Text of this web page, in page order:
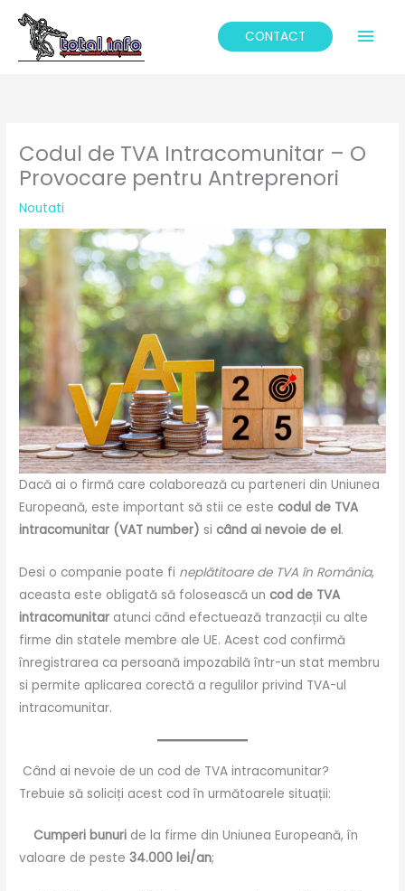
Skip
content
Main
CONTACT
Codul de TVA Intracomunitar – O
Provocare pentru Antreprenori
Noutati
Dacă ai o firmă care colaborează cu parteneri din Uniunea
Europeană, este important să stii ce estecodul de TVA
intracomunitar (VAT number) sicând ai nevoie de el.
Desi o companie poate fi neplătitoare de TVA în România,
aceasta este obligată să folosească uncod de TVA
intracomunitar atunci când efectuează tranzacții cu alte
firme din statele membre ale UE. Acest cod confirmă
înregistrarea ca persoană impozabilă într-un stat membru
si permite aplicarea corectă a regulilor privind TVA-ul
intracomunitar.
Când ai nevoie de un cod de TVA intracomunitar?
Trebuie să soliciți acest cod în următoarele situații:
Cumperi bunuri de la firme din Uniunea Europeană, în
valoare de peste34.000 lei/an;